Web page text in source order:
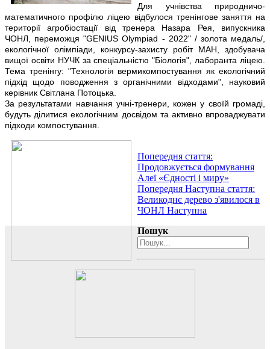
Для учнівства природничо-
математичного профілю ліцею відбулося тренінгове заняття на
території агробіостації від тренера Назара Рея, випускника
ЧОНЛ, переможця "GENIUS Olympiad - 2022" / золота медаль/,
екологічної олімпіади, конкурсу-захисту робіт МАН, здобувача
вищої освіти НУЧК за спеціальністю "Біологія", лаборанта ліцею.
Тема тренінгу: "Технологія вермикомпостування як екологічний
підхід щодо поводження з органічними відходами", науковий
керівник Світлана Потоцька.
За результатами навчання учні-тренери, кожен у своїй громаді,
будуть ділитися екологічним досвідом та активно впроваджувати
підходи компостування.
Попередня стаття:
Продовжується формування
Алеї «Єдності і миру»
Попередня Наступна стаття:
Великоднє дерево з'явилося в
ЧОНЛ Наступна
Пошук